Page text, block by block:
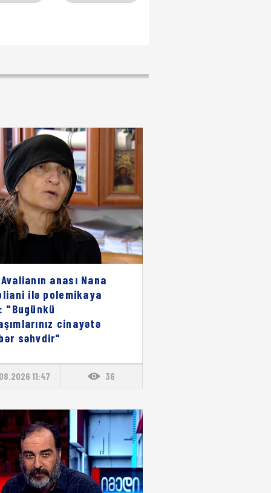
anası Nana
ilə polemikaya
"Bugünkü
cinayətə
səhvdir"
11:47 36